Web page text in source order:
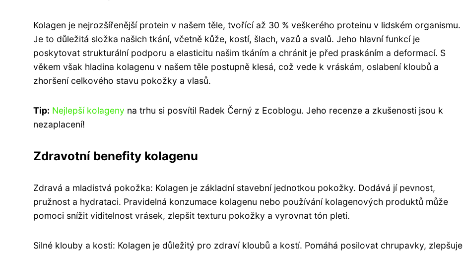
Kolagen je nejrozšířenější protein v našem těle, tvořící až 30 % veškerého proteinu v lidském organismu.
Je to důležitá složka našich tkání, včetně kůže, kostí, šlach, vazů a svalů. Jeho hlavní funkcí je
poskytovat strukturální podporu a elasticitu našim tkáním a chránit je před praskáním a deformací. S
věkem však hladina kolagenu v našem těle postupně klesá, což vede k vráskám, oslabení kloubů a
zhoršení celkového stavu pokožky a vlasů.
Tip: Nejlepší kolageny na trhu si posvítil Radek Černý z Ecoblogu. Jeho recenze a zkušenosti jsou k
nezaplacení!
Zdravotní benefity kolagenu
Zdravá a mladistvá pokožka: Kolagen je základní stavební jednotkou pokožky. Dodává jí pevnost,
pružnost a hydrataci. Pravidelná konzumace kolagenu nebo používání kolagenových produktů může
pomoci snížit viditelnost vrásek, zlepšit texturu pokožky a vyrovnat tón pleti.
Silné klouby a kosti: Kolagen je důležitý pro zdraví kloubů a kostí. Pomáhá posilovat chrupavky, zlepšuje